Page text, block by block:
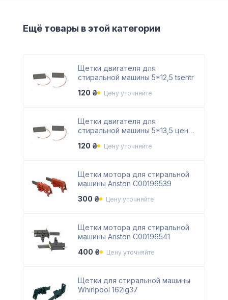
Ещё товары в этой категории
Щетки двигателя для
стиральной машины 5*12,5 tsentr
120 ₴
Цену уточняйте
Щетки двигателя для
стиральной машины 5*13,5 центр
120 ₴ Цену уточняйте
Щетки мотора для стиральной
машины Ariston C00196539
300 ₴
Цену уточняйте
Щетки мотора для стиральной
машины Ariston C00196541
400 ₴
Цену уточняйте
Щетки для стиральной машины
Whirlpool 162ig37